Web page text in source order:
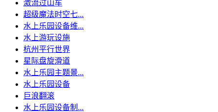
激流过山车
超级魔法时空七...
水上乐园设备维...
水上游玩设施
杭州平行世界
星际盘旋滑道
水上乐园主题景...
水上乐园设备
巨浪翻滚
水上乐园设备制...